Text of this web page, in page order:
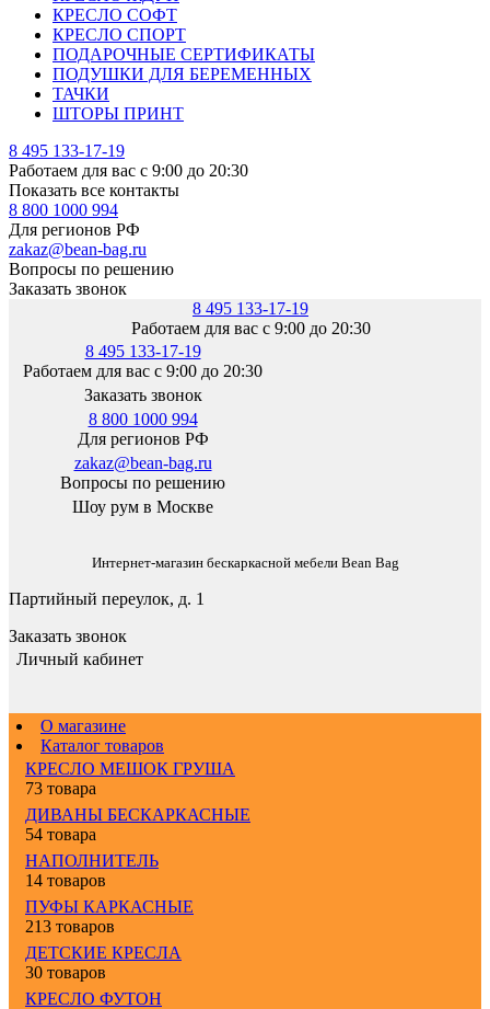
КРЕСЛО СОФТ
КРЕСЛО СПОРТ
ПОДАРОЧНЫЕ СЕРТИФИКАТЫ
ПОДУШКИ ДЛЯ БЕРЕМЕННЫХ
ТАЧКИ
ШТОРЫ ПРИНТ
8 495 133-17-19
Работаем для вас с 9:00 до 20:30
Показать все контакты
8 800 1000 994
Для регионов РФ
zakaz@bean-bag.ru
Вопросы по решению
Заказать звонок
8 495 133-17-19
Работаем для вас с 9:00 до 20:30
8 495 133-17-19
Работаем для вас с 9:00 до 20:30
Заказать звонок
8 800 1000 994
Для регионов РФ
zakaz@bean-bag.ru
Вопросы по решению
Шоу рум в Москве
Интернет-магазин бескаркасной мебели Bean Bag
Партийный переулок, д. 1
Заказать звонок
Личный кабинет
О магазине
Каталог товаров
КРЕСЛО МЕШОК ГРУША
73 товара
ДИВАНЫ БЕСКАРКАСНЫЕ
54 товара
НАПОЛНИТЕЛЬ
14 товаров
ПУФЫ КАРКАСНЫЕ
213 товаров
ДЕТСКИЕ КРЕСЛА
30 товаров
КРЕСЛО ФУТОН